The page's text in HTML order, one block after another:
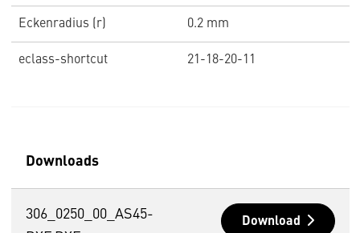
Eckenradius (r) 0.2 mm
eclass-shortcut 21-18-20-11
Downloads
306_0250_00_AS45-
Download